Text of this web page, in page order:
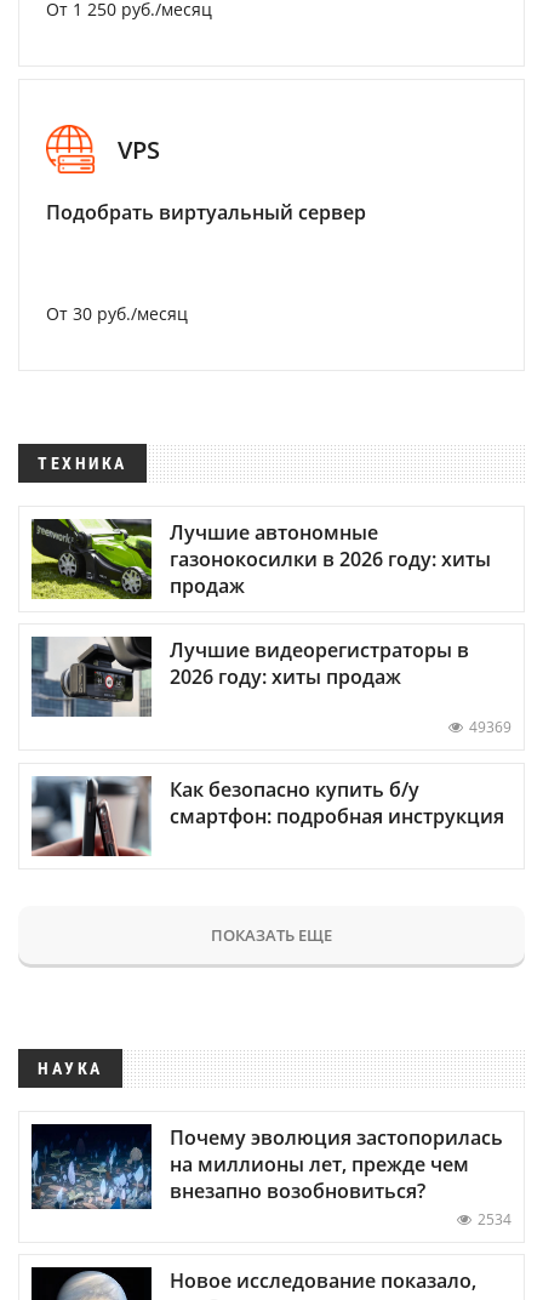
От 1 250 руб./месяц
VPS
Подобрать виртуальный сервер
От 30 руб./месяц
ТЕХНИКА
Лучшие автономные
газонокосилки в 2026 году: хиты
продаж
Лучшие видеорегистраторы в
2026 году: хиты продаж
49369
Как безопасно купить б/у
смартфон: подробная инструкция
ПОКАЗАТЬ ЕЩЕ
НАУКА
Почему эволюция застопорилась
на миллионы лет, прежде чем
внезапно возобновиться?
2534
Новое исследование показало,